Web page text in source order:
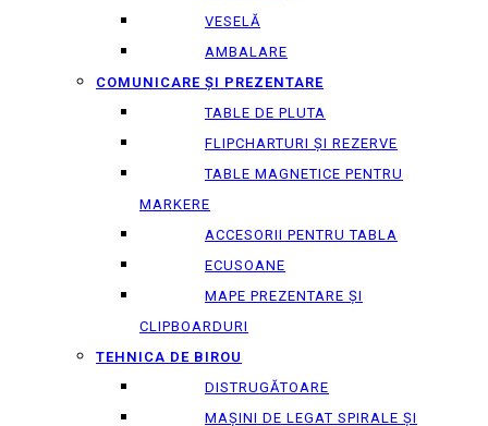
VESELĂ
AMBALARE
COMUNICARE ȘI PREZENTARE
TABLE DE PLUTA
FLIPCHARTURI ȘI REZERVE
TABLE MAGNETICE PENTRU
MARKERE
ACCESORII PENTRU TABLA
ECUSOANE
MAPE PREZENTARE ȘI
CLIPBOARDURI
TEHNICA DE BIROU
DISTRUGĂTOARE
MAȘINI DE LEGAT SPIRALE ȘI